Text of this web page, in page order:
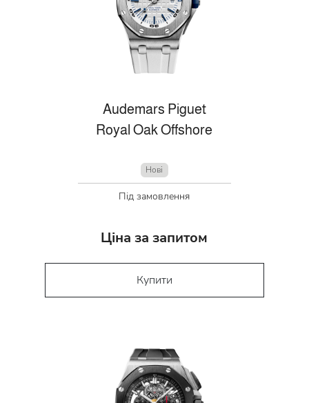
Audemars Piguet
Royal Oak Offshore
Нові
Під замовлення
Ціна за запитом
Купити